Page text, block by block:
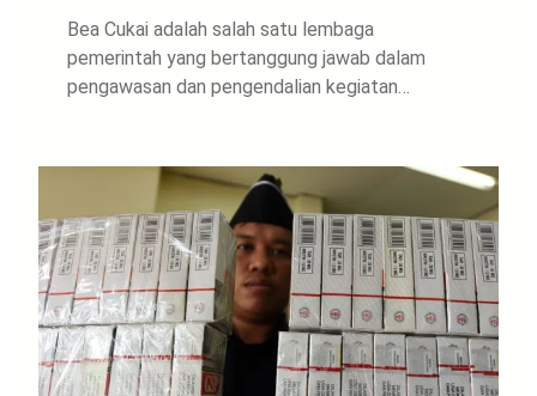
Bea Cukai adalah salah satu lembaga
pemerintah yang bertanggung jawab dalam
pengawasan dan pengendalian kegiatan…